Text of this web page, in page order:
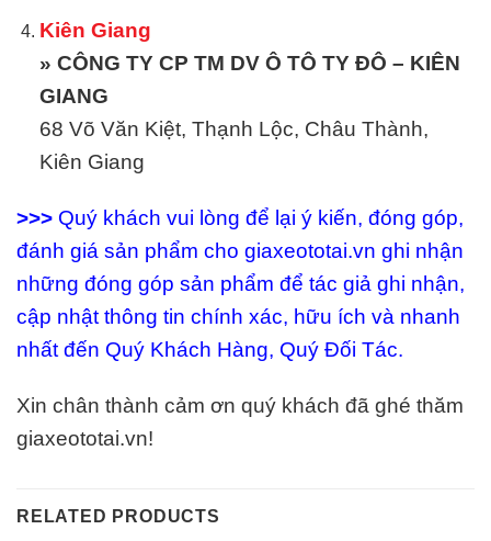
Kiên Giang
» CÔNG TY CP TM DV Ô TÔ TY ĐÔ – KIÊN
GIANG
68 Võ Văn Kiệt, Thạnh Lộc, Châu Thành,
Kiên Giang
>>> Quý khách vui lòng để lại ý kiến, đóng góp,
đánh giá sản phẩm cho giaxeototai.vn ghi nhận
những đóng góp sản phẩm để tác giả ghi nhận,
cập nhật thông tin chính xác, hữu ích và nhanh
nhất đến Quý Khách Hàng, Quý Đối Tác.
Xin chân thành cảm ơn quý khách đã ghé thăm
giaxeototai.vn!
RELATED PRODUCTS